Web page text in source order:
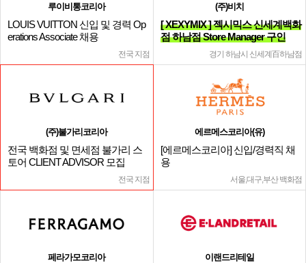
루이비통코리아
LOUIS VUITTON 신입 및 경력 Op
erations Associate 채용
전국 지점
(주)비치
[ XEXYMIX ] 젝시믹스 신세계백화
점 하남점 Store Manager 구인
경기 하남시 신세계百하남점
(주)불가리코리아
전국 백화점 및 면세점 불가리 스
토어 CLIENT ADVISOR 모집
전국 지점
에르메스코리아(유)
[에르메스코리아] 신입/경력직 채
용
서울,대구,부산 백화점
페라가모코리아 이랜드리테일